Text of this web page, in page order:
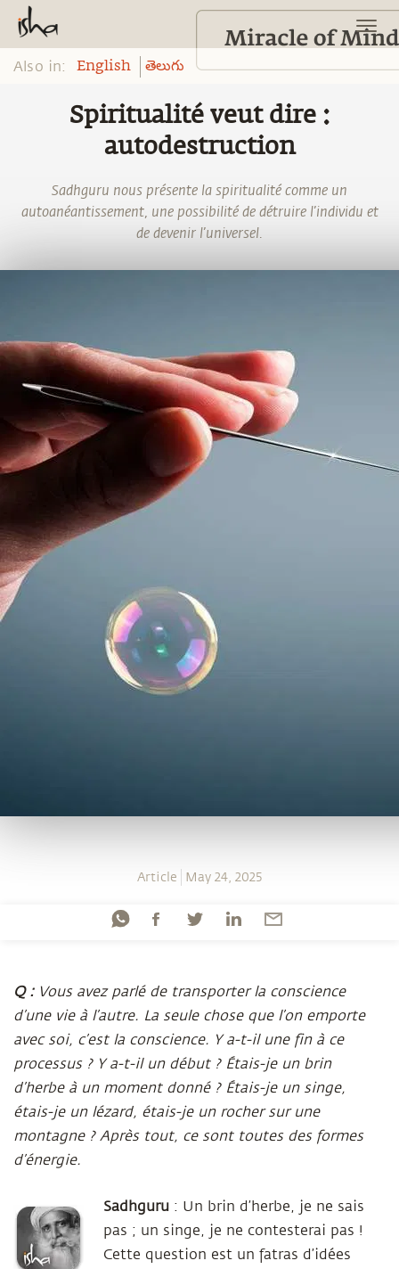
Also in: English తెలుగు
Spiritualité veut dire :
autodestruction
Sadhguru nous présente la spiritualité comme un
autoanéantissement, une possibilité de détruire l’individu et
de devenir l’universel.
Article May 24, 2025
Q :Vous avez parlé de transporter la conscience
d’une vie à l’autre. La seule chose que l’on emporte
avec soi, c’est la conscience. Y a-t-il une fin à ce
processus ? Y a-t-il un début ? Étais-je un brin
d’herbe à un moment donné ? Étais-je un singe,
étais-je un lézard, étais-je un rocher sur une
montagne ? Après tout, ce sont toutes des formes
d’énergie.
Sadhguru : Un brin d’herbe, je ne sais
pas ; un singe, je ne contesterai pas !
Cette question est un fatras d’idées